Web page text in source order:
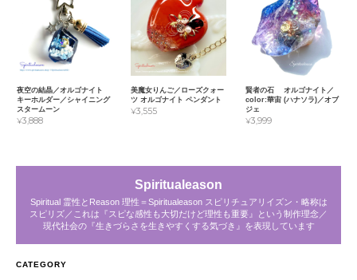
夜空の結晶／オルゴナイト
キーホルダー／シャイニング
スタームーン
¥3,888
美魔女りんご／ローズクォー
ツ オルゴナイト ペンダント
¥3,555
賢者の石 オルゴナイト／
color:華宙 (ハナソラ)／オブ
ジェ
¥3,999
Spiritualeason
Spiritual 霊性とReason 理性＝Spiritualeason スピリチュアリイズン・略称は
スピリズ／これは『スピな感性も大切だけど理性も重要』という制作理念／
現代社会の『生きづらさを生きやすくする気づき』を表現しています
CATEGORY